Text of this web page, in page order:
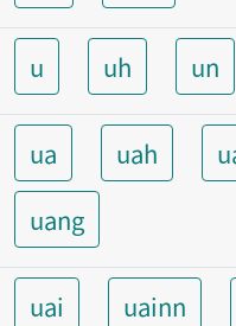
u uh un
ua uah
uang
uai uainn